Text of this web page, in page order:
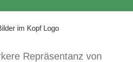
Repräsentanz von